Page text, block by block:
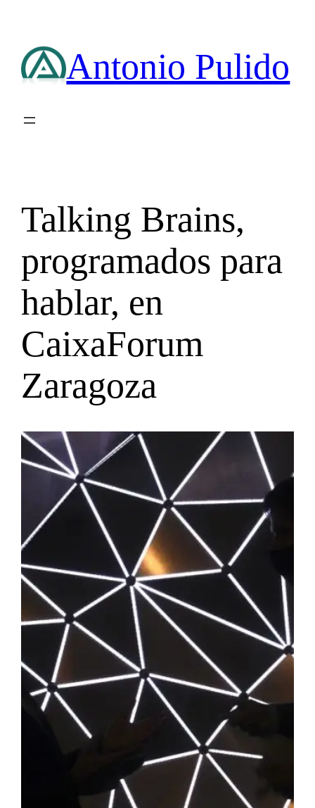
contenido Antonio Pulido
Talking Brains,
programados para
hablar, en
CaixaForum
Zaragoza